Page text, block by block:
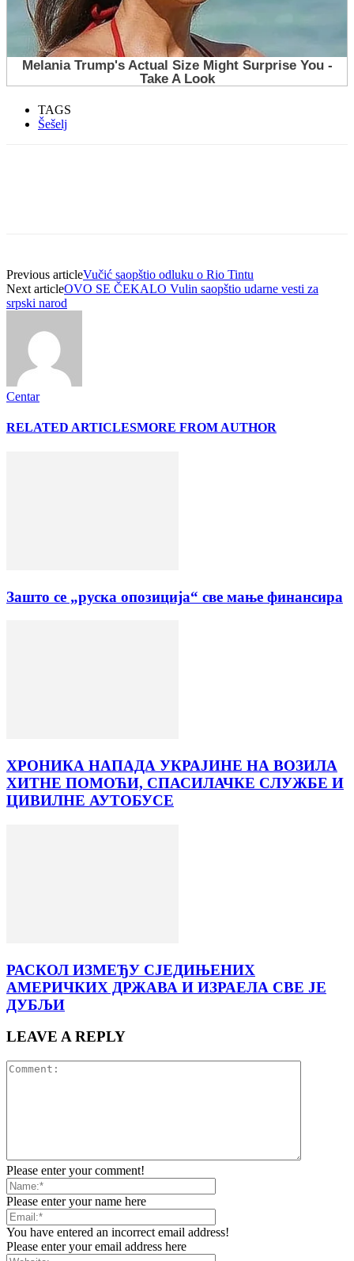
TAGS
Šešelj
Previous articleVučić saopštio odluku o Rio Tintu
Next articleOVO SE ČEKALO Vulin saopštio udarne vesti za
srpski narod
Centar
RELATED ARTICLESMORE FROM AUTHOR
Зашто се „руска опозиција“ све мање финансира
ХРОНИКА НАПАДА УКРАЈИНЕ НА ВОЗИЛА
ХИТНЕ ПОМОЋИ, СПАСИЛАЧКЕ СЛУЖБЕ И
ЦИВИЛНЕ АУТОБУСЕ
РАСКОЛ ИЗМЕЂУ СЈЕДИЊЕНИХ
АМЕРИЧКИХ ДРЖАВА И ИЗРАЕЛА СВЕ ЈЕ
ДУБЉИ
LEAVE A REPLY
Please enter your comment!
Please enter your name here
You have entered an incorrect email address!
Please enter your email address here